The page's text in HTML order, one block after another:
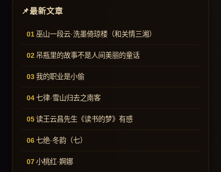
最新文章
巫山一段云·洗墨倚琼楼（和关情三湘）
吊瓶里的故事不是人间美丽的童话
我的职业是小偷
七律·雪山归去之南客
读王云昌先生《读书的梦》有感
七绝·冬韵（七）
小桃红·婀娜